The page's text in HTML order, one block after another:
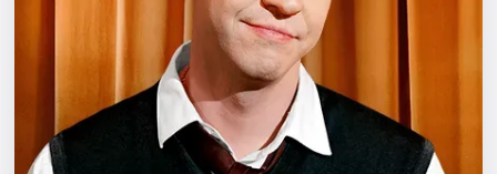
Площадки
Артисты
Рейтинги